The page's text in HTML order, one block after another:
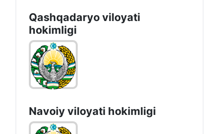
Qashqadaryo viloyati
hоkimligi
Navoiy vilоyati hоkimligi